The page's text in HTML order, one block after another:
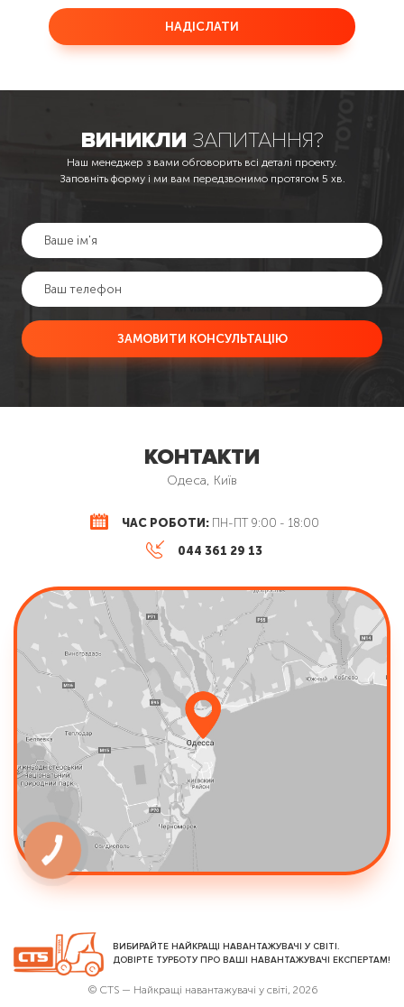
НАДІСЛАТИ
ВИНИКЛИ ЗАПИТАННЯ?
Наш менеджер з вами обговорить всі деталі проекту.
Заповніть форму і ми вам передзвонимо протягом 5 хв.
ЗАМОВИТИ КОНСУЛЬТАЦІЮ
КОНТАКТИ
Одеса, Київ
ЧАС РОБОТИ: ПН-ПТ 9:00 - 18:00
044 361 29 13
ВИБИРАЙТЕ НАЙКРАЩІ НАВАНТАЖУВАЧІ У СВІТІ.
ДОВІРТЕ ТУРБОТУ ПРО ВАШІ НАВАНТАЖУВАЧІ ЕКСПЕРТАМ!
© CTS — Найкращі навантажувачі у світі, 2026
КНОПКА
ЗВ'ЯЗКУ